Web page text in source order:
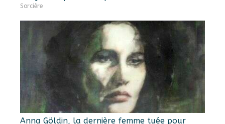
Sorcière
Anna Göldin, la dernière femme tuée pour